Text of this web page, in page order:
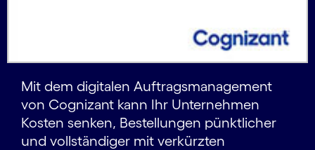
Mit dem digitalen Auftragsmanagement
von Cognizant kann Ihr Unternehmen
Kosten senken, Bestellungen pünktlicher
und vollständiger mit verkürzten